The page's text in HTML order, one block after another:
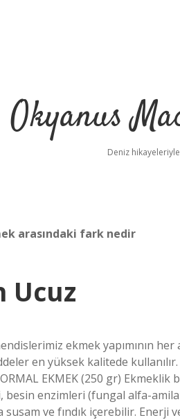
Okyanus
Deniz
arasındaki fark nedir
Ucuz
ekmek yapımının
en yüksek kalitede
EKMEK (250 gr) Ekmeklik
enzimleri (fungal alfa-
ve fındık içerebilir. Enerji